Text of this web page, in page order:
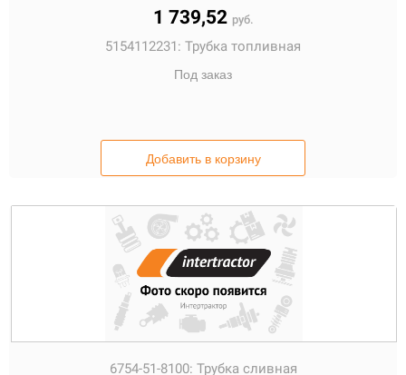
1 739,52 руб.
5154112231: Трубка топливная
Под заказ
Добавить в корзину
6754-51-8100: Трубка сливная